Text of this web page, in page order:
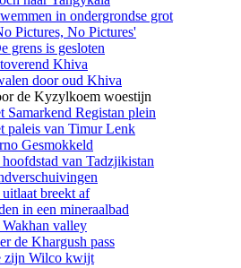
in ondergrondse grot
Pictures, No Pictures'
grens is gesloten
Khiva
door oud Khiva
de Kyzylkoem woestijn
Samarkend Registan plein
paleis van Timur Lenk
Gesmokkeld
van Tadzjikistan
breekt af
in een mineraalbad
valley
de Khargush pass
zijn Wilco kwijt